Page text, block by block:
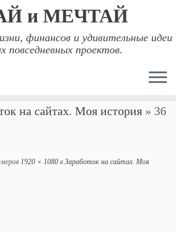
и МЕЧТАЙ
финансов и удивительные идеи
повседневных проектов.
на сайтах. Моя история » 36
1920 × 1080 в Заработок на сайтах. Моя